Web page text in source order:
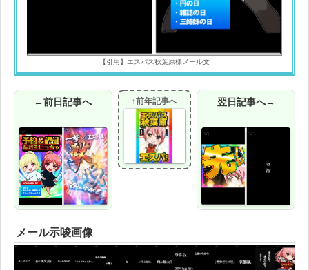
【引用】エスパス秋葉原様メール文
←前日記事へ ↑前年記事へ 翌日記事へ→
メール示唆画像